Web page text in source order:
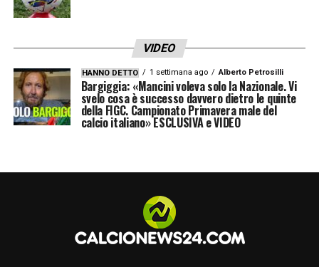
VIDEO
HANNO DETTO 1 settimana ago Alberto Petrosilli
Bargiggia: «Mancini voleva solo la Nazionale. Vi
svelo cosa è successo davvero dietro le quinte
della FIGC. Campionato Primavera male del
calcio italiano» ESCLUSIVA e VIDEO